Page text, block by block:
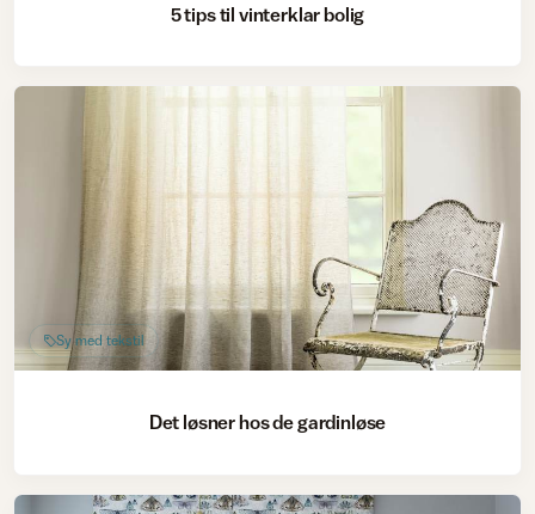
5 tips til vinterklar bolig
Sy med tekstil
Det løsner hos de gardinløse